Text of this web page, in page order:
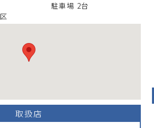
区
駐車場 2台
取扱店